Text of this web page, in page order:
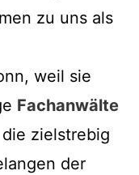
zu uns als
weil sie
Fachanwälte
zielstrebig
der